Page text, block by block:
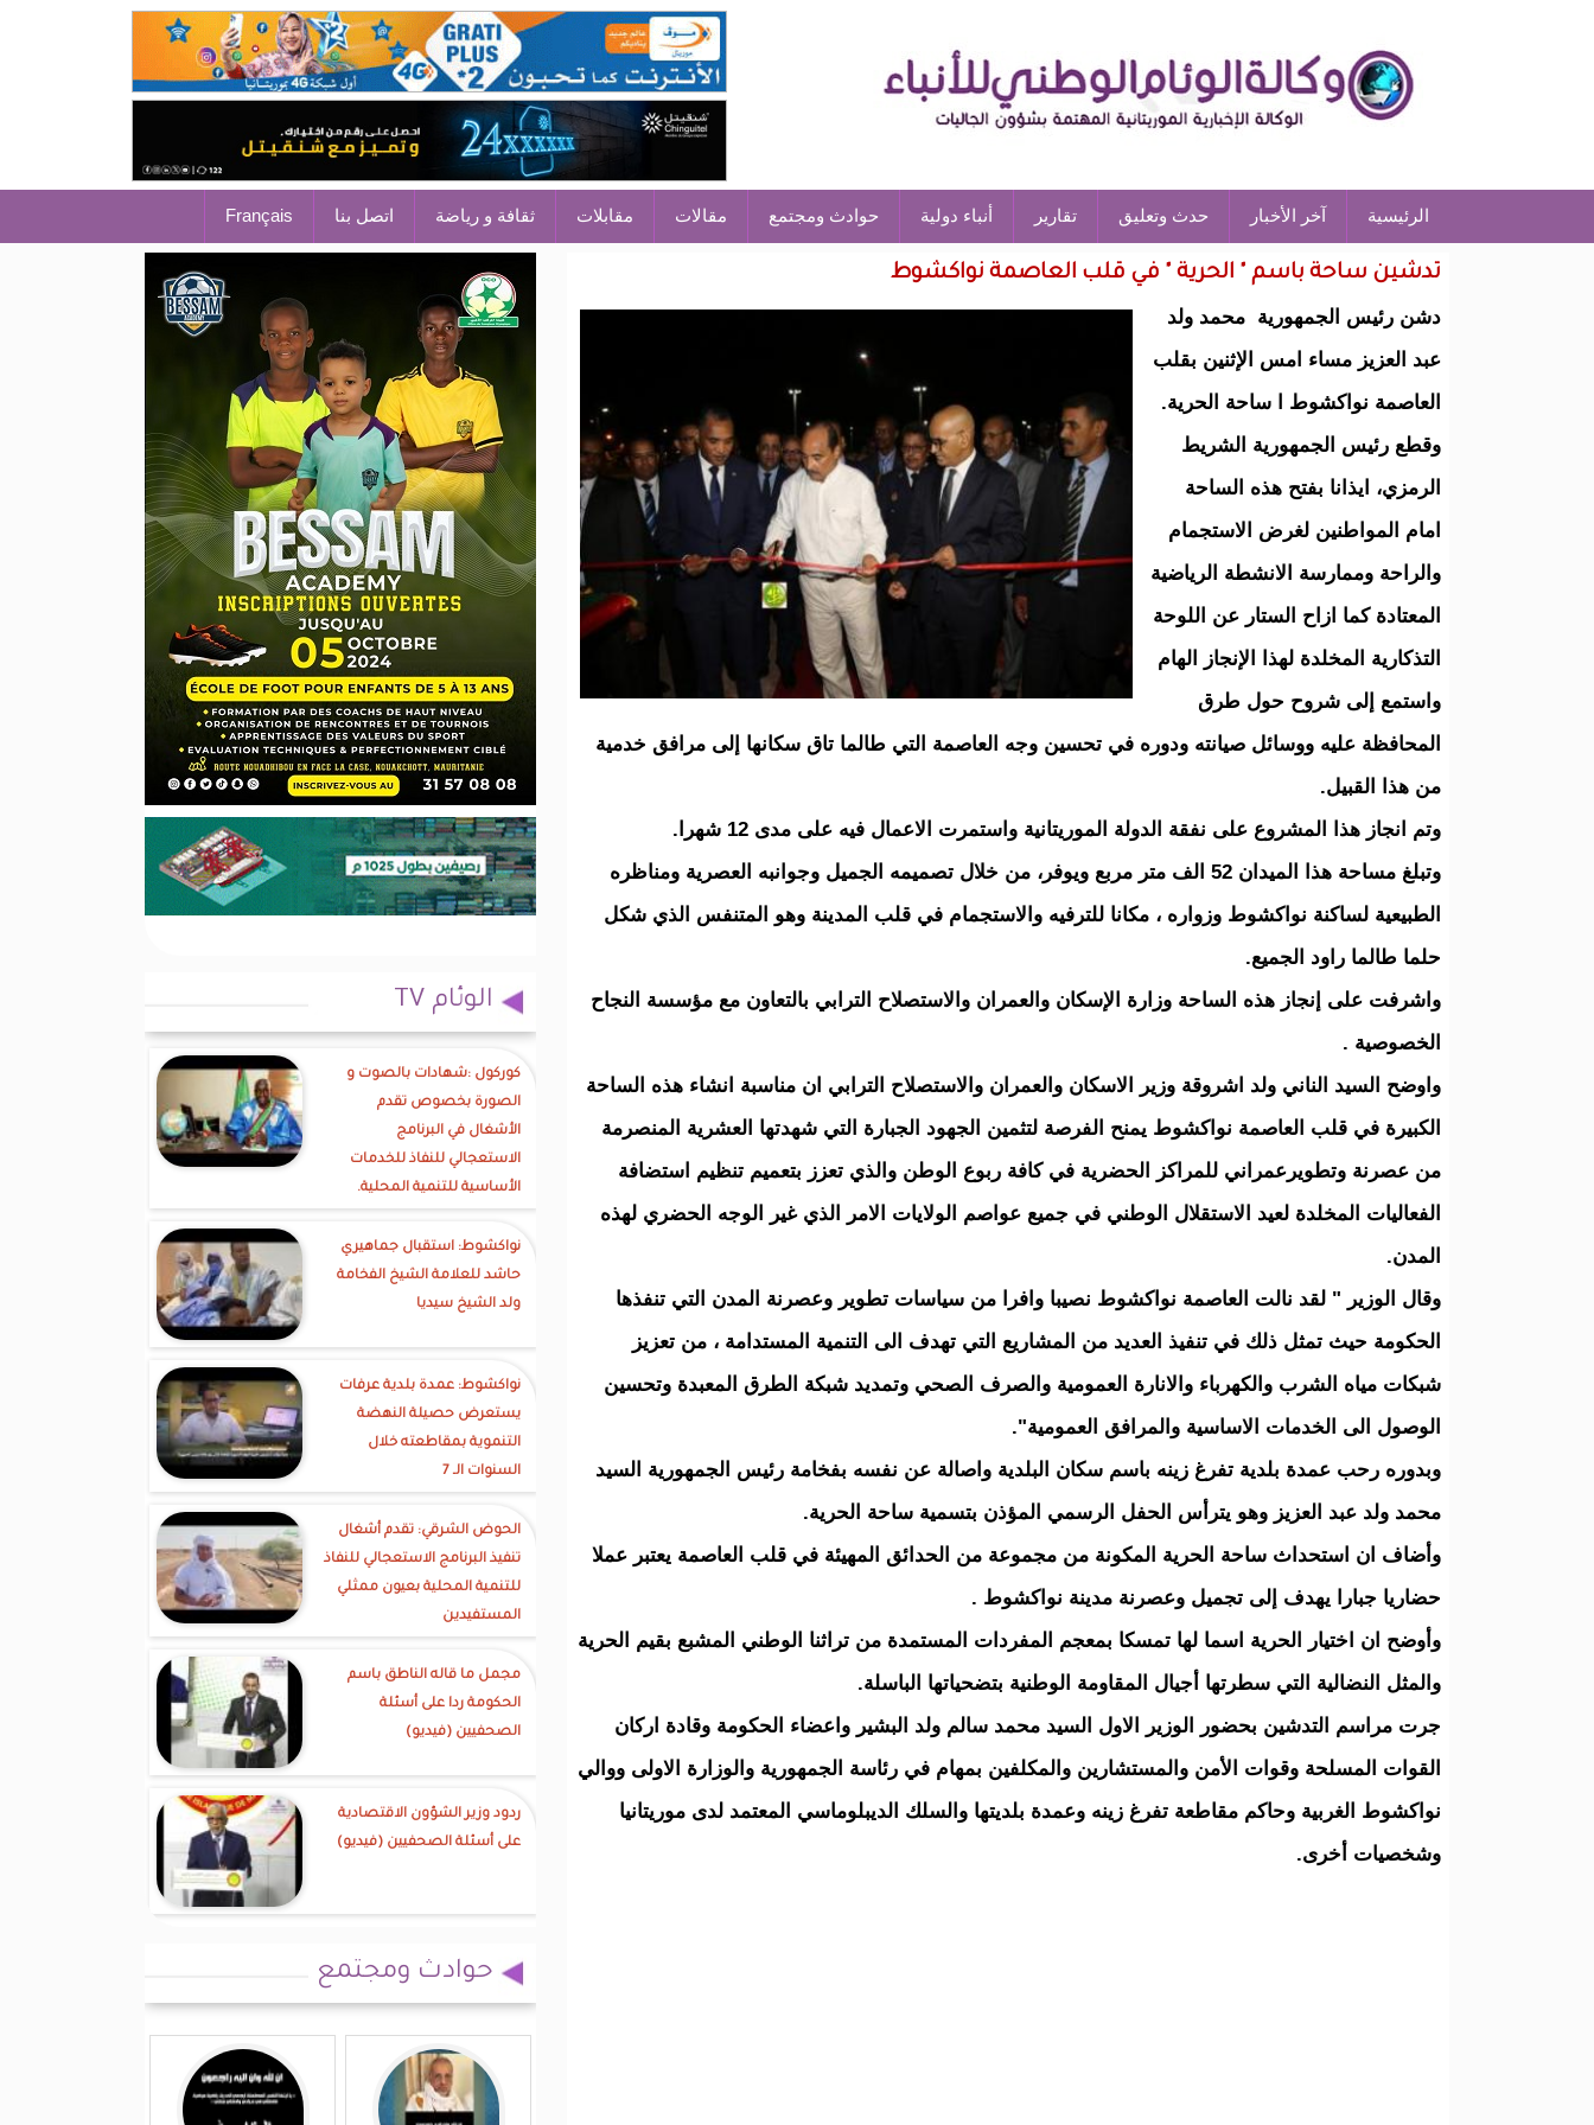
الرئيسية آخر الأخبار حدث وتعليق تقارير أنباء دولية حوادث ومجتمع مقالات مقابلات ثقافة و رياضة اتصل بنا Français
تدشين ساحة باسم " الحرية " في قلب العاصمة نواكشوط
دشن رئيس الجمهورية محمد ولد
عبد العزيز مساء امس الإثنين بقلب
العاصمة نواكشوط ا ساحة الحرية.
وقطع رئيس الجمهورية الشريط
الرمزي، ايذانا بفتح هذه الساحة
امام المواطنين لغرض الاستجمام
والراحة وممارسة الانشطة الرياضية
المعتادة كما ازاح الستار عن اللوحة
التذكارية المخلدة لهذا الإنجاز الهام
واستمع إلى شروح حول طرق
المحافظة عليه ووسائل صيانته ودوره في تحسين وجه العاصمة التي طالما تاق سكانها إلى مرافق خدمية
من هذا القبيل.
وتم انجاز هذا المشروع على نفقة الدولة الموريتانية واستمرت الاعمال فيه على مدى 12 شهرا.
وتبلغ مساحة هذا الميدان 52 الف متر مربع ويوفر، من خلال تصميمه الجميل وجوانبه العصرية ومناظره
الطبيعية لساكنة نواكشوط وزواره ، مكانا للترفيه والاستجمام في قلب المدينة وهو المتنفس الذي شكل
حلما طالما راود الجميع.
واشرفت على إنجاز هذه الساحة وزارة الإسكان والعمران والاستصلاح الترابي بالتعاون مع مؤسسة النجاح
الخصوصية .
واوضح السيد الناني ولد اشروقة وزير الاسكان والعمران والاستصلاح الترابي ان مناسبة انشاء هذه الساحة
الكبيرة في قلب العاصمة نواكشوط يمنح الفرصة لتثمين الجهود الجبارة التي شهدتها العشرية المنصرمة
من عصرنة وتطويرعمراني للمراكز الحضرية في كافة ربوع الوطن والذي تعزز بتعميم تنظيم استضافة
الفعاليات المخلدة لعيد الاستقلال الوطني في جميع عواصم الولايات الامر الذي غير الوجه الحضري لهذه
المدن.
وقال الوزير " لقد نالت العاصمة نواكشوط نصيبا وافرا من سياسات تطوير وعصرنة المدن التي تنفذها
الحكومة حيث تمثل ذلك في تنفيذ العديد من المشاريع التي تهدف الى التنمية المستدامة ، من تعزيز
شبكات مياه الشرب والكهرباء والانارة العمومية والصرف الصحي وتمديد شبكة الطرق المعبدة وتحسين
الوصول الى الخدمات الاساسية والمرافق العمومية".
وبدوره رحب عمدة بلدية تفرغ زينه باسم سكان البلدية واصالة عن نفسه بفخامة رئيس الجمهورية السيد
محمد ولد عبد العزيز وهو يترأس الحفل الرسمي المؤذن بتسمية ساحة الحرية.
وأضاف ان استحداث ساحة الحرية المكونة من مجموعة من الحدائق المهيئة في قلب العاصمة يعتبر عملا
حضاريا جبارا يهدف إلى تجميل وعصرنة مدينة نواكشوط .
وأوضح ان اختيار الحرية اسما لها تمسكا بمعجم المفردات المستمدة من تراثنا الوطني المشبع بقيم الحرية
والمثل النضالية التي سطرتها أجيال المقاومة الوطنية بتضحياتها الباسلة.
جرت مراسم التدشين بحضور الوزير الاول السيد محمد سالم ولد البشير واعضاء الحكومة وقادة اركان
القوات المسلحة وقوات الأمن والمستشارين والمكلفين بمهام في رئاسة الجمهورية والوزارة الاولى ووالي
نواكشوط الغربية وحاكم مقاطعة تفرغ زينه وعمدة بلديتها والسلك الديبلوماسي المعتمد لدى موريتانيا
وشخصيات أخرى.
الوئام TV
كوركول :شهادات بالصوت و
الصورة بخصوص تقدم
الأشغال في البرنامج
الاستعجالي للنفاذ للخدمات
الأساسية للتنمية المحلية.
نواكشوط: استقبال جماهيري
حاشد للعلامة الشيخ الفخامة
ولد الشيخ سيديا
نواكشوط: عمدة بلدية عرفات
يستعرض حصيلة النهضة
التنموية بمقاطعته خلال
السنوات الـ 7
الحوض الشرقي: تقدم أشغال
تنفيذ البرنامج الاستعجالي للنفاذ
للتنمية المحلية بعيون ممثلي
المستفيدين
مجمل ما قاله الناطق باسم
الحكومة ردا على أسئلة
الصحفيين (فيديو)
ردود وزير الشؤون الاقتصادية
على أسئلة الصحفيين (فيديو)
حوادث ومجتمع